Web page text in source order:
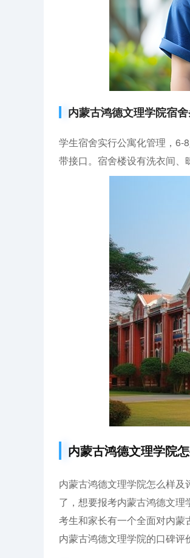
内蒙古鸿德文理学院宿
学生宿舍实行公寓化管理，6-
带接口。宿舍楼设有洗衣间、
内蒙古鸿德文理学院
内蒙古鸿德文理学院怎么样
了，想要报考内蒙古鸿德文
考生和家长有一个全面对内
内蒙古鸿德文理学院的口碑评